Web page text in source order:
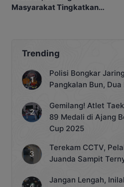
Masyarakat Tingkatkan
Trending
Polisi Bongkar
Pangkalan Bun,
Gemilang! Atlet
89 Medali di Ajang
Cup 2025
Terekam CCTV,
Juanda Sampit
Jangan Lengah,